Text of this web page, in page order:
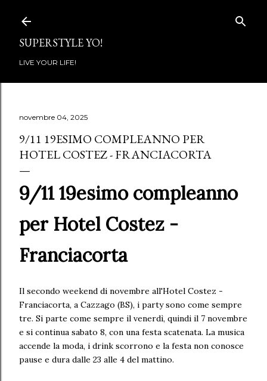
SUPERSTYLE YO!
LIVE YOUR LIFE!
novembre 04, 2025
9/11 19ESIMO COMPLEANNO PER
HOTEL COSTEZ - FRANCIACORTA
9/11 19esimo compleanno
per Hotel Costez -
Franciacorta
Il secondo weekend di novembre all'Hotel Costez -
Franciacorta, a Cazzago (BS), i party sono come sempre
tre. Si parte come sempre il venerdì, quindi il 7 novembre
e si continua sabato 8, con una festa scatenata. La musica
accende la moda, i drink scorrono e la festa non conosce
pause e dura dalle 23 alle 4 del mattino.